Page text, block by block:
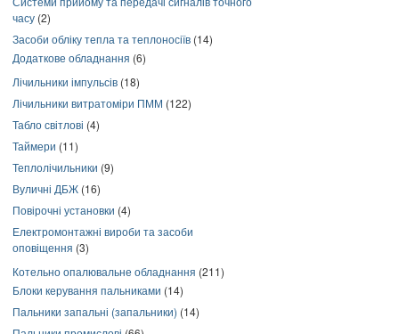
часу (2)
Засоби обліку тепла та теплоносіїв (14)
Додаткове обладнання (6)
Лічильники імпульсів (18)
Лічильники витратоміри ПММ (122)
Табло світлові (4)
Таймери (11)
Теплолічильники (9)
Вуличні ДБЖ (16)
Повірочні установки (4)
Електромонтажні вироби та засоби
оповіщення (3)
Котельно опалювальне обладнання (211)
Блоки керування пальниками (14)
Пальники запальні (запальники) (14)